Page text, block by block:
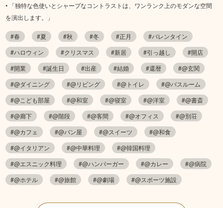
• 「独特な色使いとシャープなコントラストは、ワンランク上のモダンな空間
を演出します。」
#春 #夏 #秋 #冬 #正月
#バレンタイン
#ハロウィン
#クリスマス #新居 #引っ越し
#開店
#開業
#誕生日 #出産 #結婚 #還暦
#@玄関
#@ダイニング
#@リビング #@トイレ
#@バスルーム
#@こども部屋
#@和室 #@寝室 #@洋室
#@書斎
#@廊下
#@階段 #@客間 #@オフィス
#@別荘
#@カフェ
#@パン屋 #@スイーツ
#@和食
#@イタリアン
#@中華料理
#@韓国料理
#@エスニック料理
#@ハンバーガー #@カレー
#@病院
#@ホテル
#@旅館 #@劇場 #@スポーツ施設